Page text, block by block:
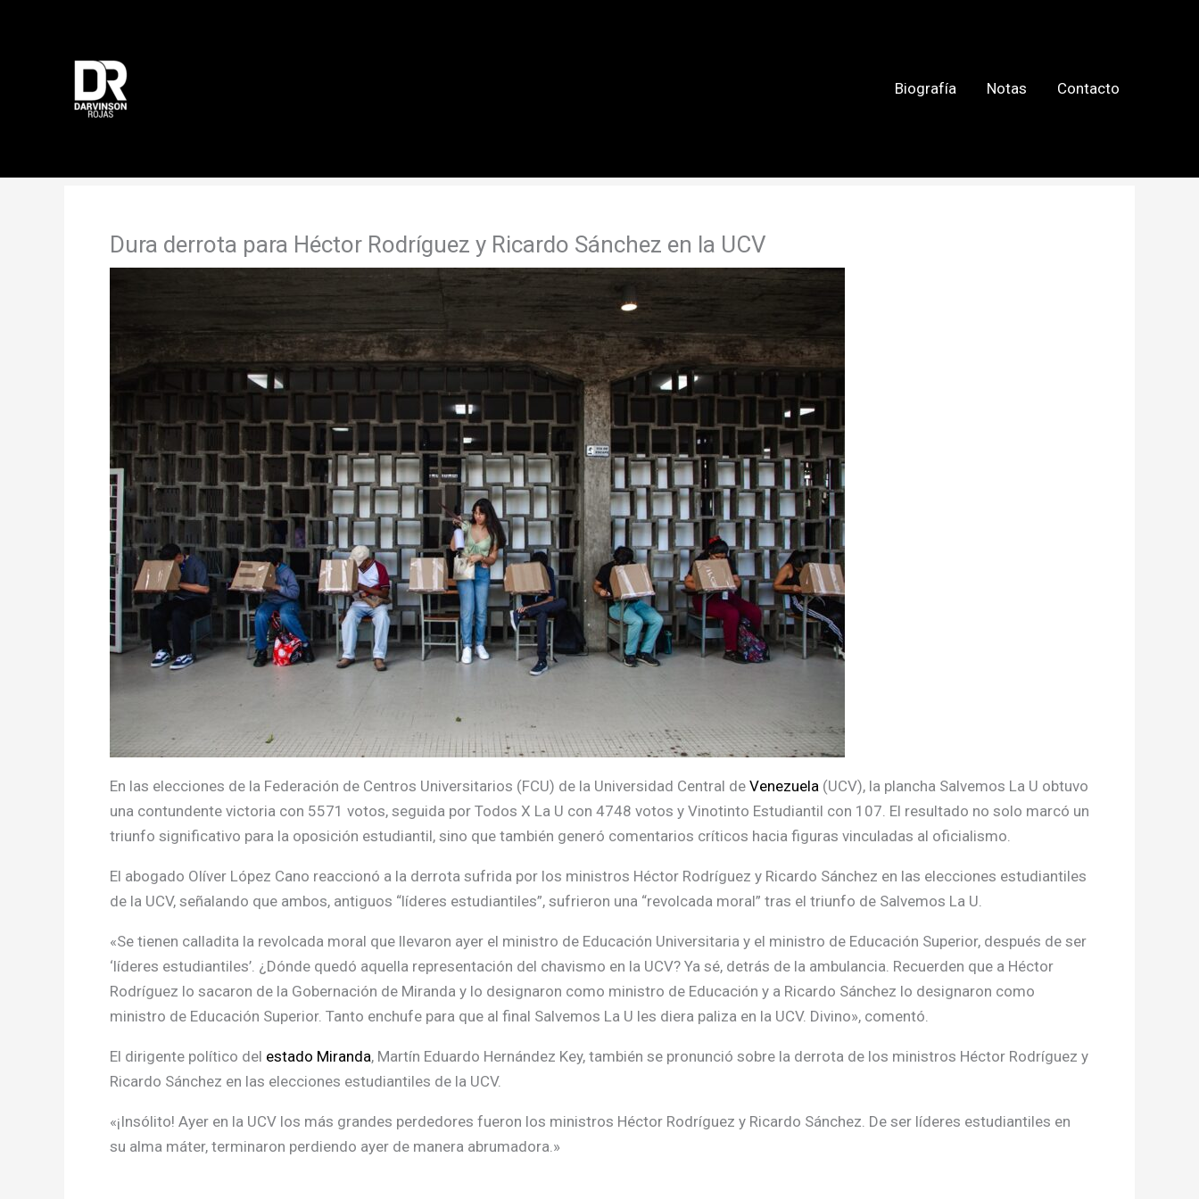
Biografía
Notas Contacto
Dura derrota para Héctor Rodríguez y Ricardo Sánchez en la UCV
En las elecciones de la Federación de Centros Universitarios (FCU) de la Universidad Central de Venezuela (UCV), la plancha Salvemos La U obtuvo
una contundente victoria con 5571 votos, seguida por Todos X La U con 4748 votos y Vinotinto Estudiantil con 107. El resultado no solo marcó un
triunfo significativo para la oposición estudiantil, sino que también generó comentarios críticos hacia figuras vinculadas al oficialismo.
El abogado Olíver López Cano reaccionó a la derrota sufrida por los ministros Héctor Rodríguez y Ricardo Sánchez en las elecciones estudiantiles
de la UCV, señalando que ambos, antiguos “líderes estudiantiles”, sufrieron una “revolcada moral” tras el triunfo de Salvemos La U.
«Se tienen calladita la revolcada moral que llevaron ayer el ministro de Educación Universitaria y el ministro de Educación Superior, después de ser
‘líderes estudiantiles’. ¿Dónde quedó aquella representación del chavismo en la UCV? Ya sé, detrás de la ambulancia. Recuerden que a Héctor
Rodríguez lo sacaron de la Gobernación de Miranda y lo designaron como ministro de Educación y a Ricardo Sánchez lo designaron como
ministro de Educación Superior. Tanto enchufe para que al final Salvemos La U les diera paliza en la UCV. Divino», comentó.
El dirigente político del estado Miranda, Martín Eduardo Hernández Key, también se pronunció sobre la derrota de los ministros Héctor Rodríguez y
Ricardo Sánchez en las elecciones estudiantiles de la UCV.
«¡Insólito! Ayer en la UCV los más grandes perdedores fueron los ministros Héctor Rodríguez y Ricardo Sánchez. De ser líderes estudiantiles en
su alma máter, terminaron perdiendo ayer de manera abrumadora.»